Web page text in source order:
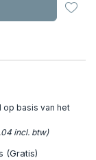
op basis van het
incl. btw)
(Gratis)